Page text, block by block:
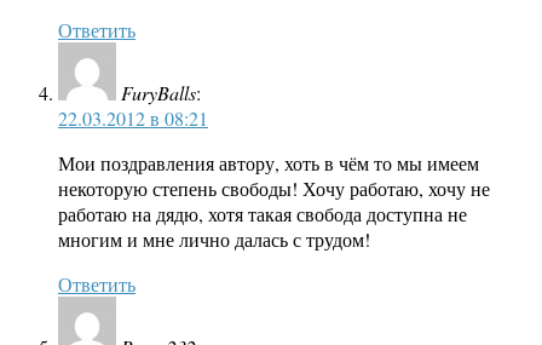
Ответить
FuryBalls:
22.03.2012 в 08:21
Мои поздравления автору, хоть в чём то мы имеем
некоторую степень свободы! Хочу работаю, хочу не
работаю на дядю, хотя такая свобода доступна не
многим и мне лично далась с трудом!
Ответить